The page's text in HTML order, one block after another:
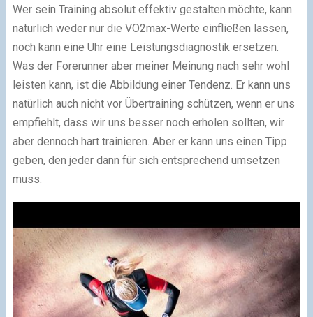
Wer sein Training absolut effektiv gestalten möchte, kann
natürlich weder nur die VO2max-Werte einfließen lassen,
noch kann eine Uhr eine Leistungsdiagnostik ersetzen.
Was der Forerunner aber meiner Meinung nach sehr wohl
leisten kann, ist die Abbildung einer Tendenz. Er kann uns
natürlich auch nicht vor Übertraining schützen, wenn er uns
empfiehlt, dass wir uns besser noch erholen sollten, wir
aber dennoch hart trainieren. Aber er kann uns einen Tipp
geben, den jeder dann für sich entsprechend umsetzen
muss.